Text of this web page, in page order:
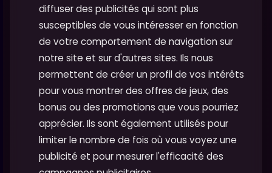
diffuser des publicités qui sont plus
susceptibles de vous intéresser en fonction
de votre comportement de navigation sur
notre site et sur d'autres sites. Ils nous
permettent de créer un profil de vos intérêts
pour vous montrer des offres de jeux, des
bonus ou des promotions que vous pourriez
apprécier. Ils sont également utilisés pour
limiter le nombre de fois où vous voyez une
publicité et pour mesurer l'efficacité des